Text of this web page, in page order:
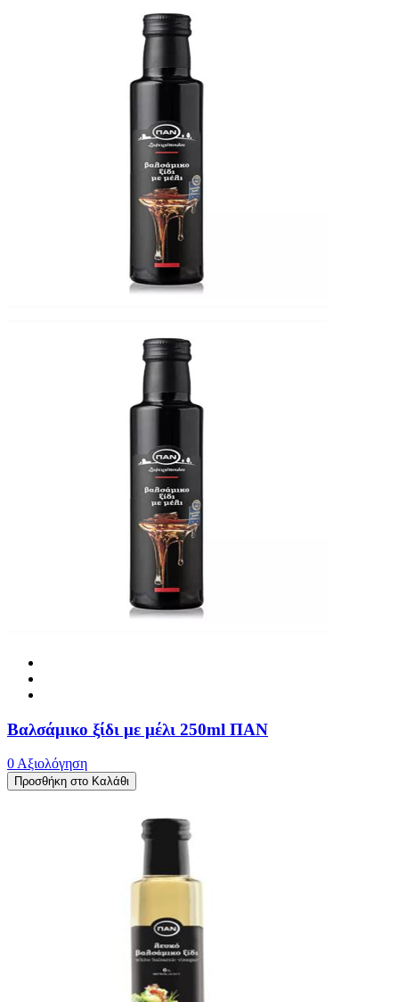
Βαλσάμικο ξίδι με μέλι 250ml ΠΑΝ
0 Αξιολόγηση
Προσθήκη στο Καλάθι